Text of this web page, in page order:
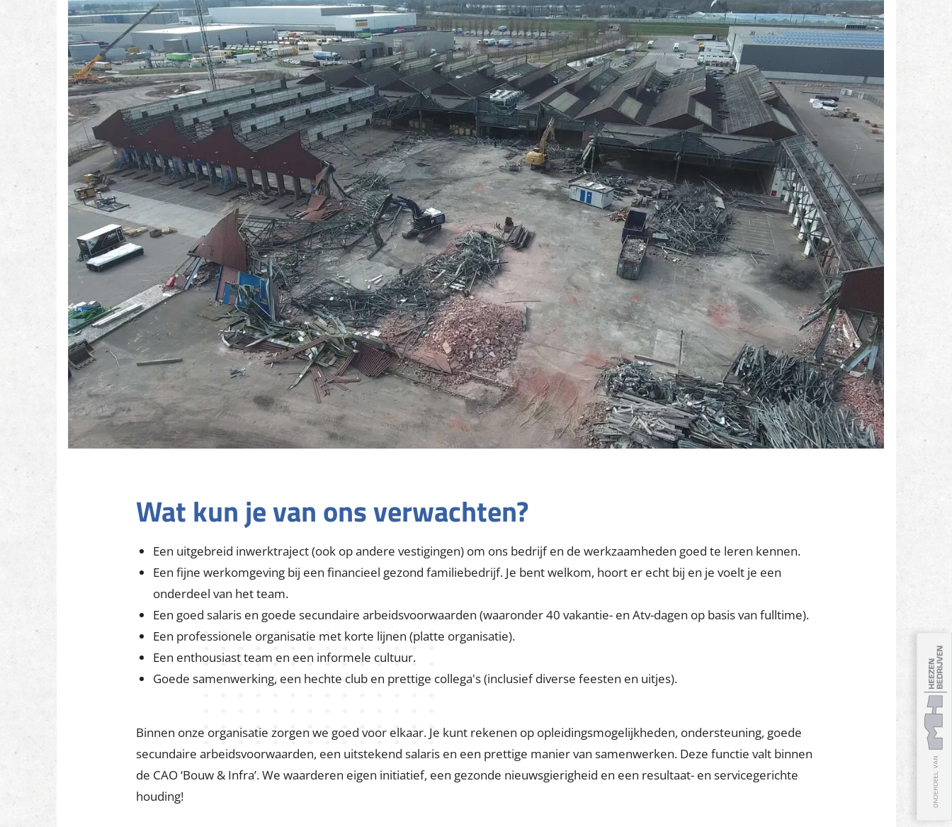
Wat kun je van ons verwachten?
Een uitgebreid inwerktraject (ook op andere vestigingen) om ons bedrijf en de werkzaamheden goed te leren kennen.
Een fijne werkomgeving bij een financieel gezond familiebedrijf. Je bent welkom, hoort er echt bij en je voelt je een
onderdeel van het team.
Een goed salaris en goede secundaire arbeidsvoorwaarden (waaronder 40 vakantie- en Atv-dagen op basis van fulltime).
Een professionele organisatie met korte lijnen (platte organisatie).
Een enthousiast team en een informele cultuur.
Goede samenwerking, een hechte club en prettige collega's (inclusief diverse feesten en uitjes).
Binnen onze organisatie zorgen we goed voor elkaar. Je kunt rekenen op opleidingsmogelijkheden, ondersteuning, goede
secundaire arbeidsvoorwaarden, een uitstekend salaris en een prettige manier van samenwerken. Deze functie valt binnen
de CAO ‘Bouw & Infra’. We waarderen eigen initiatief, een gezonde nieuwsgierigheid en een resultaat- en servicegerichte
houding!